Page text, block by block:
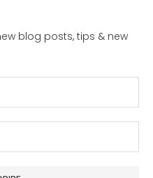
blog posts, tips & new